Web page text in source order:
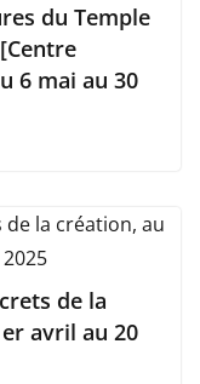
du Temple
6 mai au 30
de la
avril au 20